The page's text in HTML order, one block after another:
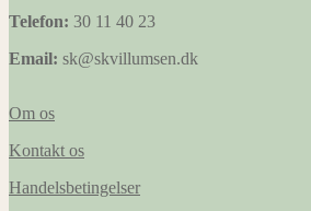
Telefon: 30 11 40 23
Email: sk@skvillumsen.dk
Om os
Kontakt os
Handelsbetingelser